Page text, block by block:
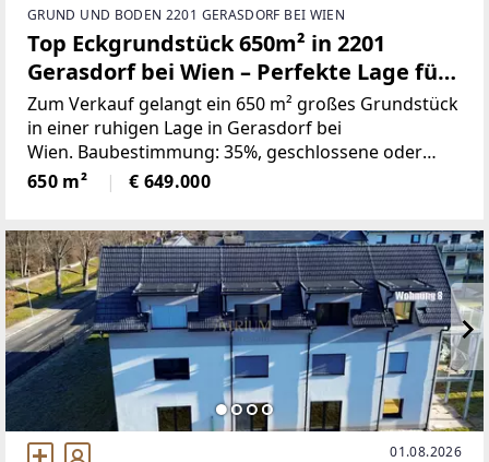
GRUND UND BODEN 2201 GERASDORF BEI WIEN
Top Eckgrundstück 650m² in 2201
Gerasdorf bei Wien – Perfekte Lage für
Ihr Bauprojekt!
Zum Verkauf gelangt ein 650 m² großes Grundstück
in einer ruhigen Lage in Gerasdorf bei
Wien. Baubestimmung: 35%, geschlossene oder
offene Bauweise, Bauklasse NOE: I, II - Höhe max.
8m.Ca. Maßen: Tiefe zwischen
650 m² € 649.000
01.08.2026